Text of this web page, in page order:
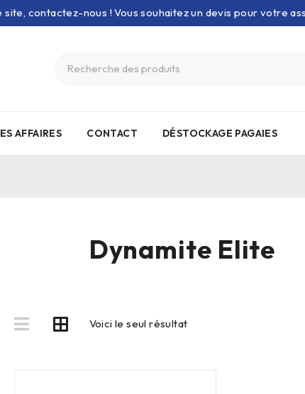
contactez-nous ! Vous souhaitez un devis pour votre
AFFAIRES CONTACT DÉSTOCKAGE PAGAIES
Dynamite Elite
Voici le seul résultat